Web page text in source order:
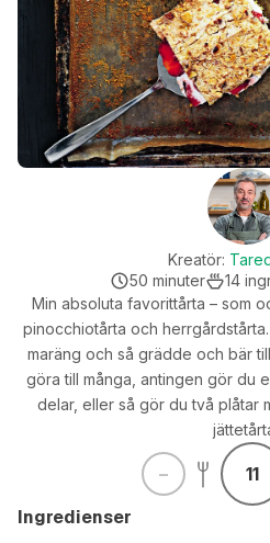
Kreatör:
50 minuter 14
Min absoluta favorittårta – som
pinocchiotårta och
maräng och så grädde och bär
göra till många, antingen gör du
delar, eller så gör du två plåtar
11
Ingredienser